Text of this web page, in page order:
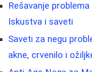
Rešavanje
Iskustva i saveti
Saveti za negu
akne, crvenilo i